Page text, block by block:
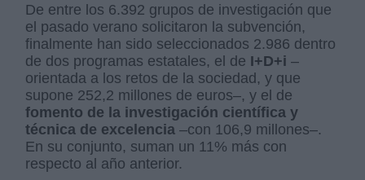
De entre los 6.392 grupos de investigación que
el pasado verano solicitaron la subvención,
finalmente han sido seleccionados 2.986 dentro
de dos programas estatales, el de I+D+i–
orientada a los retos de la sociedad, y que
supone 252,2 millones de euros–, y el de
fomento de la investigación científica y
técnica de excelencia –con 106,9 millones–.
En su conjunto, suman un 11% más con
respecto al año anterior.